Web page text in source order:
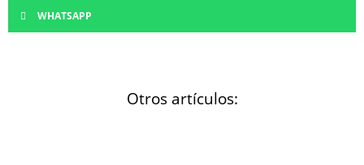
WHATSAPP
Otros artículos: